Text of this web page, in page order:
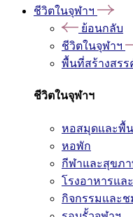
ชีวิตในจุฬาฯ
ย้อนกลับ
ชีวิตในจุฬาฯ
พื้นที่สร้างสรร
ชีวิตในจุฬาฯ
หอสมุดและพื้
หอพัก
กีฬาและสุขภ
โรงอาหารแล
กิจกรรมและช